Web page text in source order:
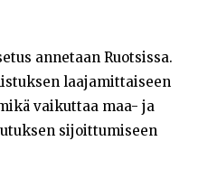
annetaan Ruotsissa.
laajamittaiseen
vaikuttaa maa- ja
sijoittumiseen